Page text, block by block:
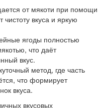
от мякоти при помощи
вкуса и яркую
ягоды полностью
что даёт
вкус.
метод, где часть
что формирует
вкуса.
вкусовых